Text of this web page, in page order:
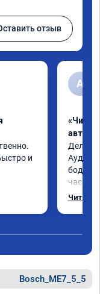
отзыв
и
А
«Чип
Делал
как
Читать
Bosch_ME7_5_5